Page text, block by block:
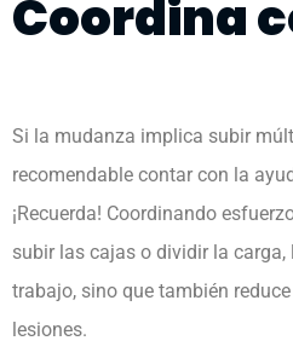
Coordina
Si la mudanza implica subir
recomendable contar con la
¡Recuerda! Coordinando
subir las cajas o dividir la
trabajo, sino que también
lesiones.